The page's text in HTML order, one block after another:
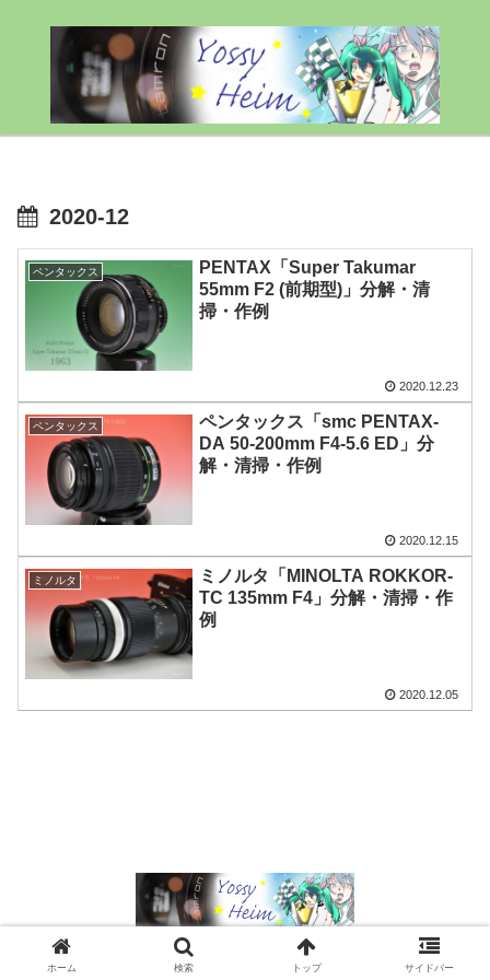
2020-12
ペンタックス
PENTAX「Super Takumar
55mm F2 (前期型)」分解・清
掃・作例
2020.12.23
ペンタックス
ペンタックス「smc PENTAX-
DA 50-200mm F4-5.6 ED」分
解・清掃・作例
2020.12.15
ミノルタ
ミノルタ「MINOLTA ROKKOR-
TC 135mm F4」分解・清掃・作
例
2020.12.05
Copyright © 2019 ヨッシーハイム All Rights Reserved.
ホーム 検索 トップ サイドバー